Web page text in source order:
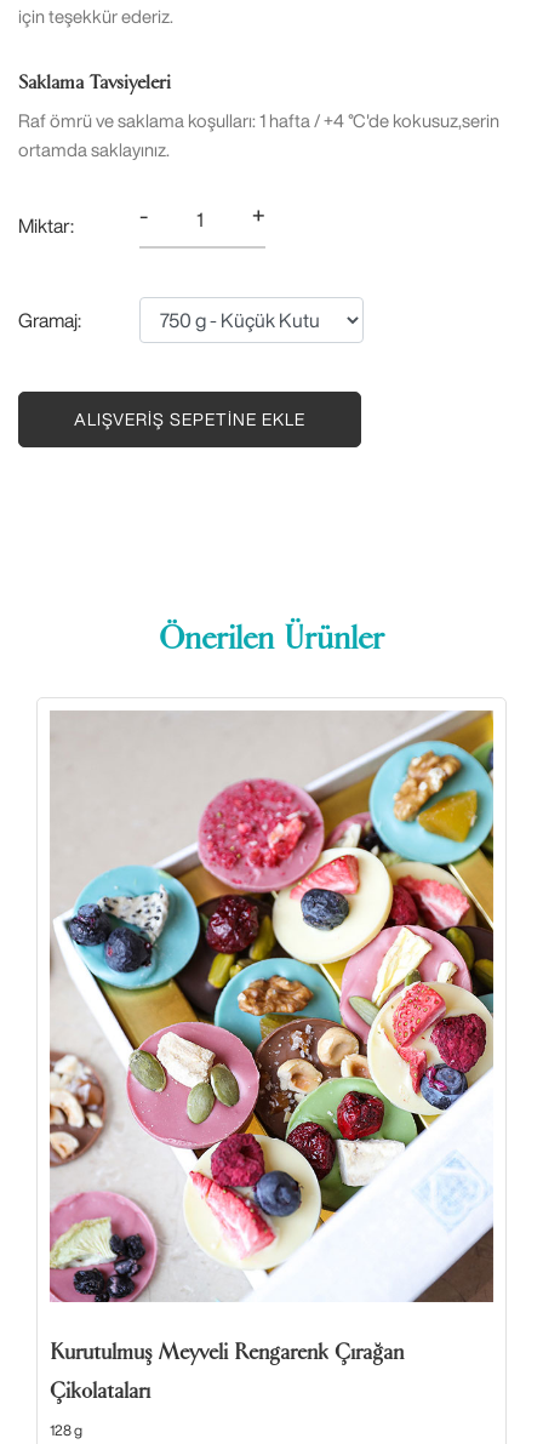
için teşekkür ederiz.
Saklama Tavsiyeleri
Raf ömrü ve saklama koşulları: 1 hafta / +4 °C'de kokusuz,serin
ortamda saklayınız.
Miktar: - +
Gramaj:
ALIŞVERIŞ SEPETINE EKLE
Önerilen Ürünler
Kurutulmuş Meyveli Rengarenk Çırağan
Çikolataları
128 g